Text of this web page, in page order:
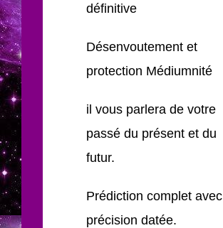
définitive
Désenvoutement et
protection Médiumnité
il vous parlera de votre
passé du présent et du
futur.
Prédiction complet avec
précision datée.